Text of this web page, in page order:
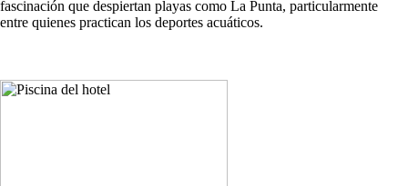
fascinación que despiertan playas como La Punta, particularmente
entre quienes practican los deportes acuáticos.